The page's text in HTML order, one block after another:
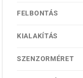
FELBONTÁS
KIALAKÍTÁS
SZENZORMÉRET